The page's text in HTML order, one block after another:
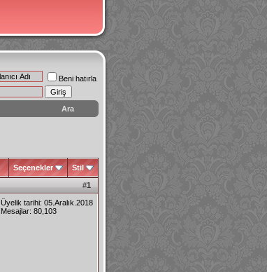
Beni hatırla
Ara
Seçenekler Stil
#1
Üyelik tarihi: 05.Aralık.2018
Mesajlar: 80,103